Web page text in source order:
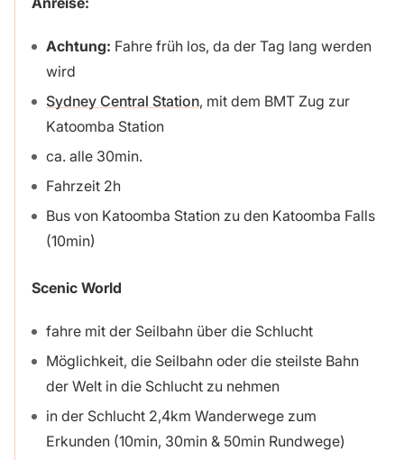
Achtung: Fahre früh los, da der Tag lang werden
wird
Sydney Central Station, mit dem BMT Zug zur
Katoomba Station
ca. alle 30min.
Fahrzeit 2h
Bus von Katoomba Station zu den Katoomba Falls
(10min)
Scenic World
fahre mit der Seilbahn über die Schlucht
Möglichkeit, die Seilbahn oder die steilste Bahn
der Welt in die Schlucht zu nehmen
in der Schlucht 2,4km Wanderwege zum
Erkunden (10min, 30min & 50min Rundwege)